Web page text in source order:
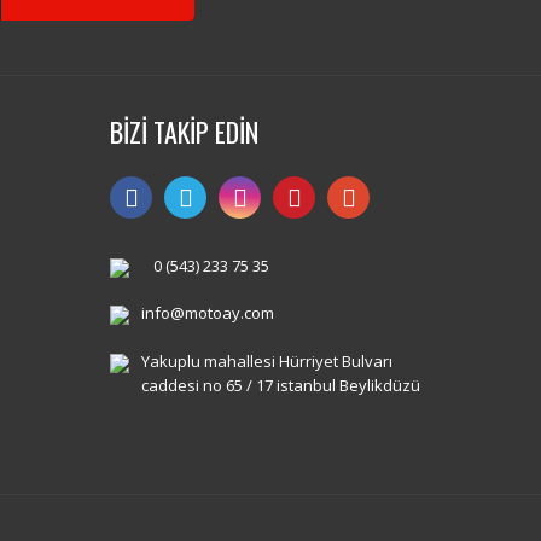
BİZİ TAKİP EDİN
0 (543) 233 75 35
info@motoay.com
Yakuplu mahallesi Hürriyet Bulvarı
caddesi no 65 / 17 istanbul Beylikdüzü